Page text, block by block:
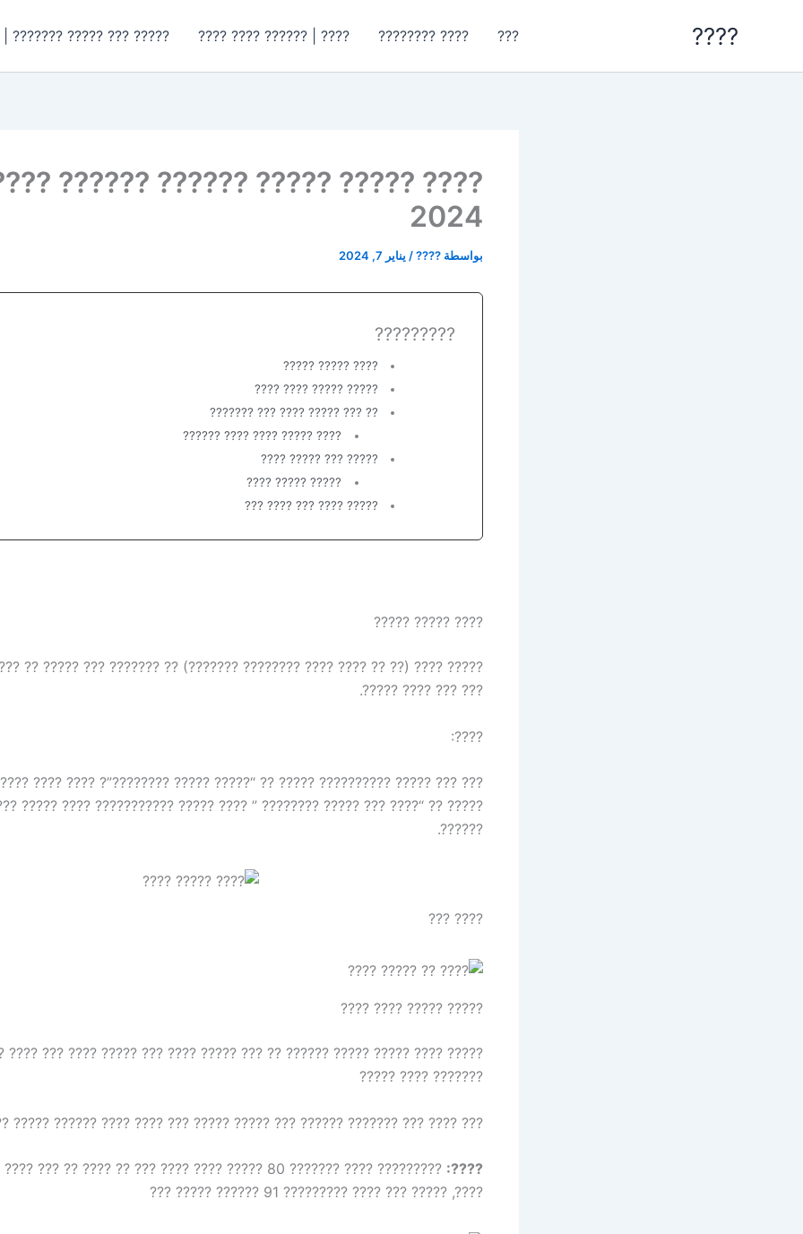
????
???
???? ????????
???? | ?????? ???? ????
??????? | ???? ?????
????? ?????? ?????? ????? ??
2024
بواسطة ????
/ يناير 7, 2024
?????????
???? ????? ?????
????? ????? ???? ????
?? ??? ????? ???? ??? ???????
???? ????? ???? ???? ??????
????? ??? ????? ????
????? ????? ????
????? ???? ??? ???? ???
???? ????? ?????
(?? ?? ???? ???? ???????? ???????) ?? ??????? ??? ????? ?? ??? ???? ???
??? ??? ???? ?????.
????:
?????????? ????? ?? “????? ????? ????????”? ???? ???? ???????? ???
“???? ??? ????? ???????? ” ???? ????? ??????????? ???? ????? ??? ????
??????.
???? ???
????? ????? ???? ????
????? ????? ?????? ?? ??? ????? ???? ??? ????? ???? ??? ???? ???????
??????? ???? ?????
??? ??????? ?????? ??? ????? ????? ??? ???? ???? ?????? ????? ??????
????:
????, ????? ??? ???? ????????? 91 ?????? ????? ???